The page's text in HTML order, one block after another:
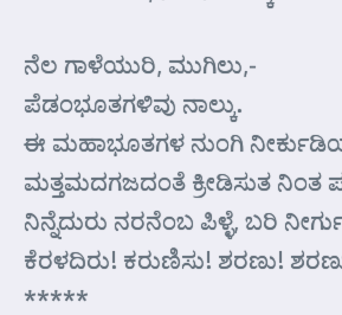
ನೆಲ ಗಾಳೆಯುರಿ, ಮುಗಿಲು,-
ಪೆಡಂಭೂತಗಳಿವು ನಾಲ್ಕು.
ಈ ಮಹಾಭೂತಗಳ ನುಂಗಿ
ಮತ್ತಮದಗಜದಂತೆ ಕ್ರೀಡಿಸುತ ನಿಂತ
ನಿನ್ನೆದುರು ನರನೆಂಬ ಪಿಳ್ಳೆ, ಬರಿ
ಕೆರಳದಿರು! ಕರುಣಿಸು! ಶರಣು!
*****